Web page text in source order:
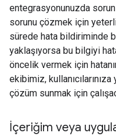
entegrasyonunuzda
sorunu çözmek için
sürede hata bildiriminde
yaklaşıyorsa bu bilgiyi
öncelik vermek için
ekibimiz,
çözüm sunmak için
İçeriğim veya